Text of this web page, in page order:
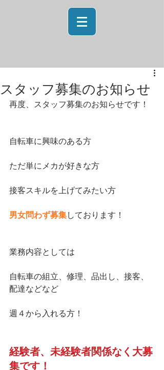
スタッフ募集のお知らせ
再度、スタッフ募集のお知らせです！
自転車に興味のある方
ただ単にメカが好きな方
接客スキルを上げてみたい方
男女問わず募集しております！
業務内容としては
自転車の組立、修理、品出し、接客、
配達などなど
週４から入れる方！
経験者、未経験者関係なく大募
集です！